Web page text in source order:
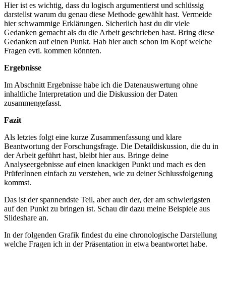
Hier ist es wichtig, dass du logisch argumentierst und schlüssig
darstellst warum du genau diese Methode gewählt hast. Vermeide
hier schwammige Erklärungen. Sicherlich hast du dir viele
Gedanken gemacht als du die Arbeit geschrieben hast. Bring diese
Gedanken auf einen Punkt. Hab hier auch schon im Kopf welche
Fragen evtl. kommen könnten.
Ergebnisse
Im Abschnitt Ergebnisse habe ich die Datenauswertung ohne
inhaltliche Interpretation und die Diskussion der Daten
zusammengefasst.
Fazit
Als letztes folgt eine kurze Zusammenfassung und klare
Beantwortung der Forschungsfrage. Die Detaildiskussion, die du in
der Arbeit geführt hast, bleibt hier aus. Bringe deine
Analyseergebnisse auf einen knackigen Punkt und mach es den
PrüferInnen einfach zu verstehen, wie zu deiner Schlussfolgerung
kommst.
Das ist der spannendste Teil, aber auch der, der am schwierigsten
auf den Punkt zu bringen ist. Schau dir dazu meine Beispiele aus
Slideshare an.
In der folgenden Grafik findest du eine chronologische Darstellung
welche Fragen ich in der Präsentation in etwa beantwortet habe.